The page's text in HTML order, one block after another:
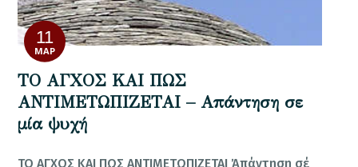
11
ΜΑΡ
ΤΟ ΑΓΧΟΣ ΚΑΙ ΠΩΣ
ΑΝΤΙΜΕΤΩΠΙΖΕΤΑΙ – Απάντηση σε
μία ψυχή
ΤΟ ΑΓΧΟΣ ΚΑΙ ΠΩΣ ΑΝΤΙΜΕΤΩΠΙΖΕΤΑΙ Ἀπάντηση σέ